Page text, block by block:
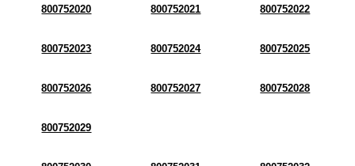
800752020 800752021 800752022
800752023 800752024 800752025
800752026 800752027 800752028
800752029